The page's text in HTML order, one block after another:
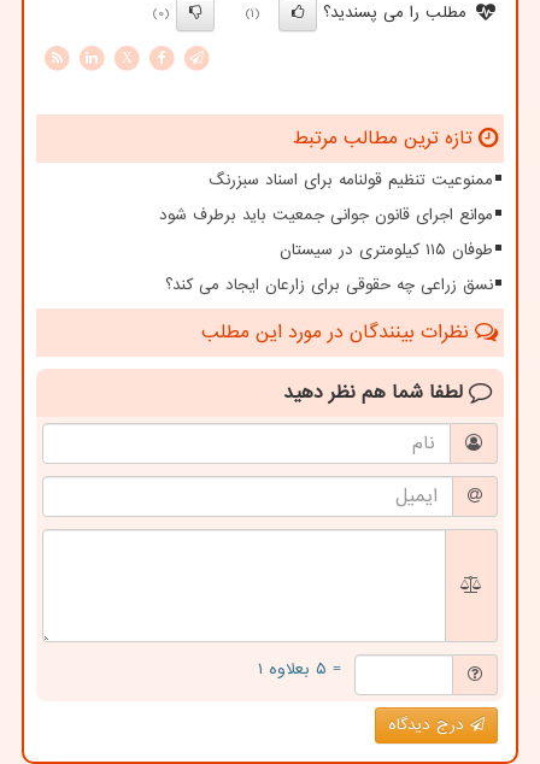
مطلب را می پسندید؟
(1)
(0)
X
تازه ترین مطالب مرتبط
ممنوعیت تنظیم قولنامه برای اسناد سبزرنگ
موانع اجرای قانون جوانی جمعیت باید برطرف شود
طوفان ۱۱۵ کیلومتری در سیستان
نسق زراعی چه حقوقی برای زارعان ایجاد می کند؟
نظرات بینندگان در مورد این مطلب
لطفا شما هم نظر دهید
= ۵ بعلاوه ۱
درج دیدگاه